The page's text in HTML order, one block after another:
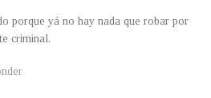
porque yá no hay nada que robar por
criminal.